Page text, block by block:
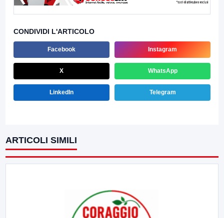
CONDIVIDI L'ARTICOLO
Facebook Instagram
X WhatsApp
LinkedIn Telegram
ARTICOLI SIMILI